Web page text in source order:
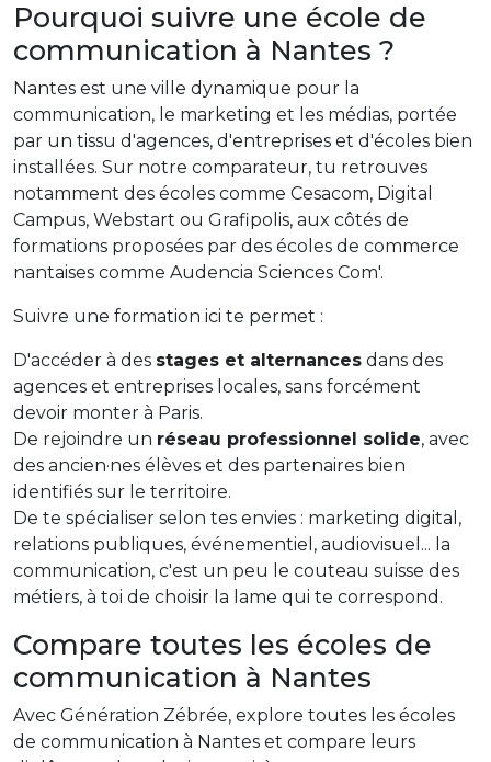
Pourquoi suivre une école de
communication à Nantes ?
Nantes est une ville dynamique pour la
communication, le marketing et les médias, portée
par un tissu d'agences, d'entreprises et d'écoles bien
installées. Sur notre comparateur, tu retrouves
notamment des écoles comme Cesacom, Digital
Campus, Webstart ou Grafipolis, aux côtés de
formations proposées par des écoles de commerce
nantaises comme Audencia Sciences Com'.
Suivre une formation ici te permet :
D'accéder à des stages et alternances dans des
agences et entreprises locales, sans forcément
devoir monter à Paris.
De rejoindre un réseau professionnel solide, avec
des ancien·nes élèves et des partenaires bien
identifiés sur le territoire.
De te spécialiser selon tes envies : marketing digital,
relations publiques, événementiel, audiovisuel... la
communication, c'est un peu le couteau suisse des
métiers, à toi de choisir la lame qui te correspond.
Compare toutes les écoles de
communication à Nantes
Avec Génération Zébrée, explore toutes les écoles
de communication à Nantes et compare leurs